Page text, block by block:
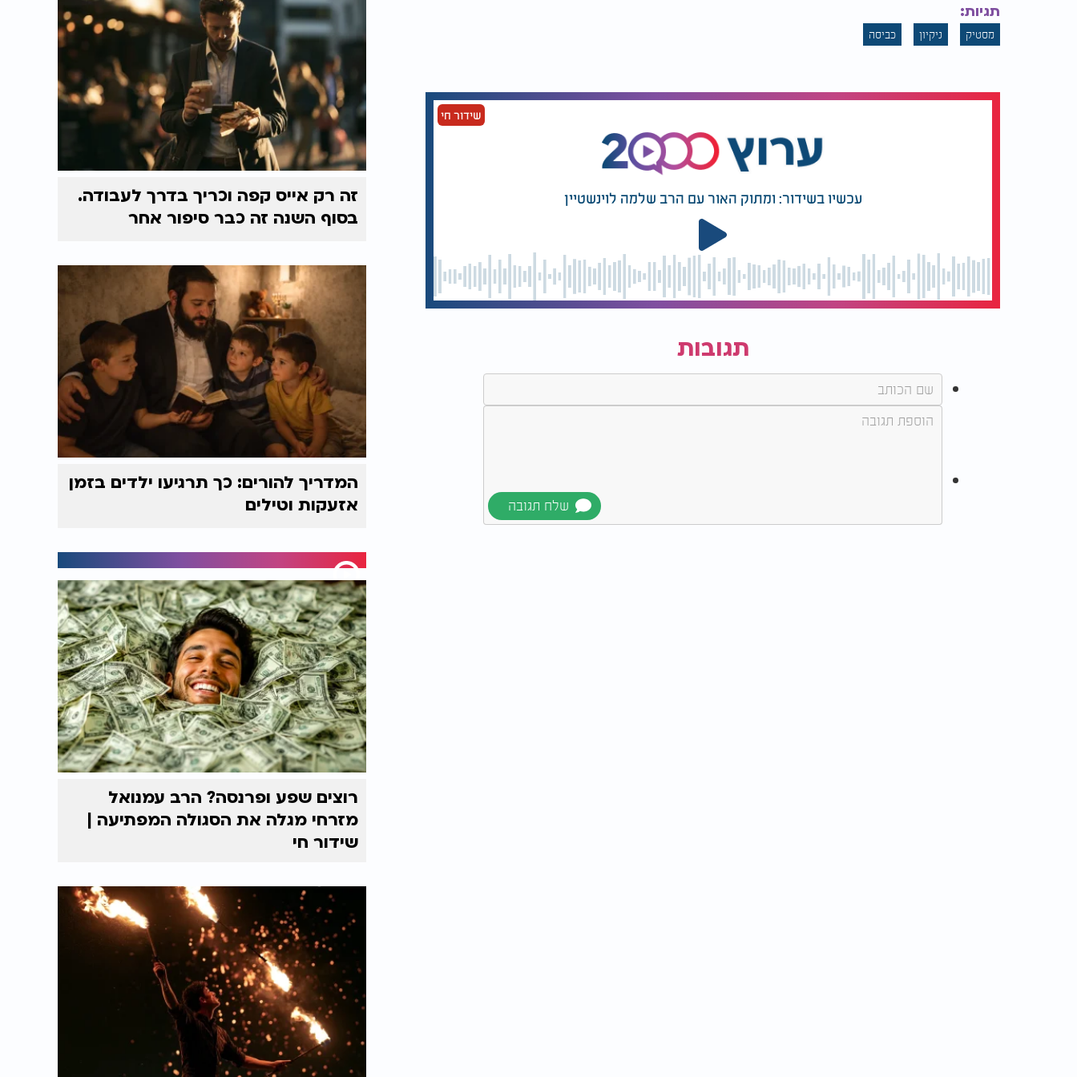
תגיות:
מסטיק ניקיון כביסה
שידור חי
עכשיו בשידור: ומתוק האור עם הרב שלמה לוינשטיין
תגובות
זה רק אייס קפה וכריך בדרך לעבודה.
בסוף השנה זה כבר סיפור אחר
המדריך להורים: כך תרגיעו ילדים בזמן
אזעקות וטילים
רוצים שפע ופרנסה? הרב עמנואל
מזרחי מגלה את הסגולה המפתיעה |
שידור חי